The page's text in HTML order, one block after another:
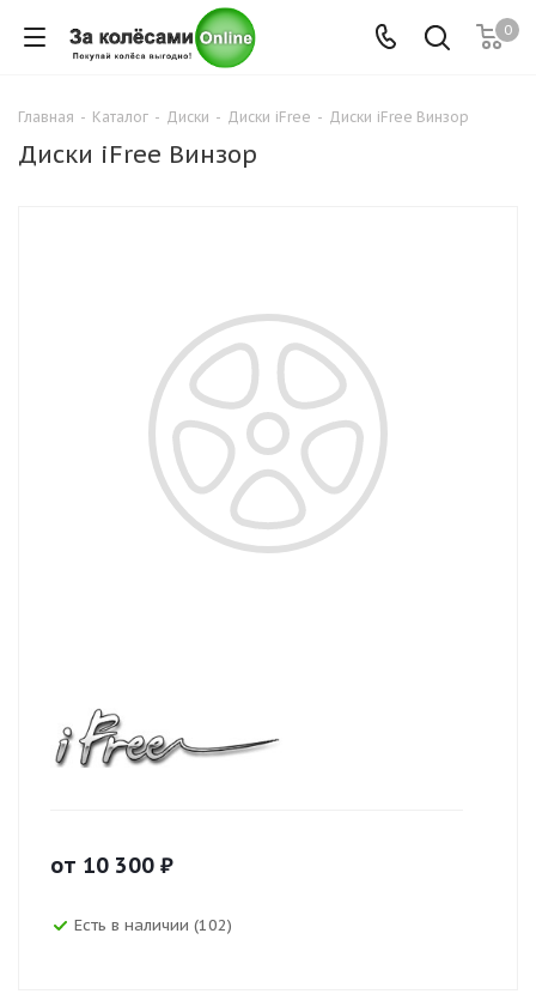
0
Главная - Каталог - Диски - Диски iFree - Диски iFree Винзор
Диски iFree Винзор
от 10 300 ₽
Есть в наличии (102)